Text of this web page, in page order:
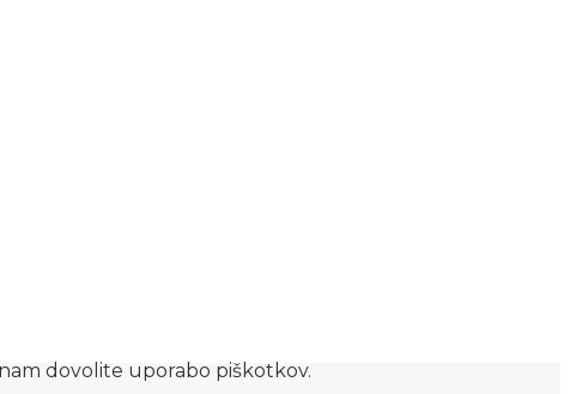
dovolite uporabo piškotkov.